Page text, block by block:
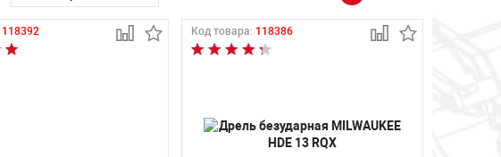
118392 Код товара: 118386